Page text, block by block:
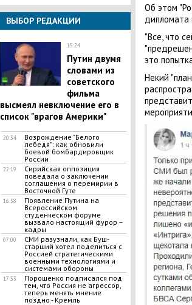
ВЫБОР РЕДАКЦИИ
15:24
Путин двумя
словами из
советского
фильма
высмеял невключение его в
список "врагов Америки"
20:34
Возрождение "Белого
лебедя": как обновили
боевой бомбардировщик
России
22:19
Сирийская оппозиция
поведала о заключении
соглашения о перемирии в
Bocточной Гyте
16:58
Появление Путина на
Всероссийском
студенческом форуме
вызвало настоящий фурор –
кадры
07:00
СМИ разузнали, как Буш-
старший хотел поделиться с
Россией стратегическими
военными технологиями и
системами обороны
17:33
Порошенко подписался под
тем, что Россия не агрессор,
теперь менять мнение
поздно - Кремль
Об этом
дипломата
"Все, что
это
Некий